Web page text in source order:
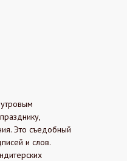
Это съедобный
и слов.